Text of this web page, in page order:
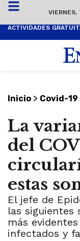
VIERNES,
Inicio > Covid-19
La
del
estas
El jefe de
las siguientes
más
infectados y